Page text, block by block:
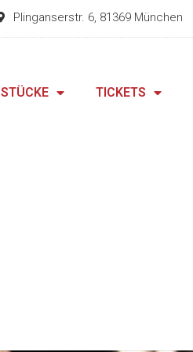
Plinganserstr. 6, 81369 München
STÜCKE TICKETS